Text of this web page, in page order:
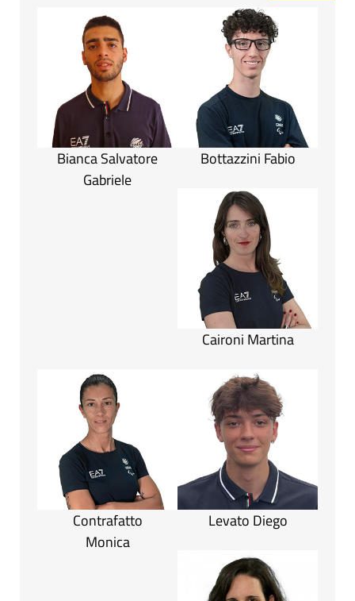
Bianca Salvatore
Gabriele
Bottazzini Fabio
Caironi Martina
Contrafatto
Monica
Levato Diego